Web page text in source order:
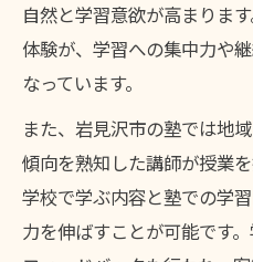
自然と学習意欲が高まりま
体験が、学習への集中力や
なっています。
また、岩見沢市の塾では地
傾向を熟知した講師が授業
学校で学ぶ内容と塾での学
力を伸ばすことが可能です